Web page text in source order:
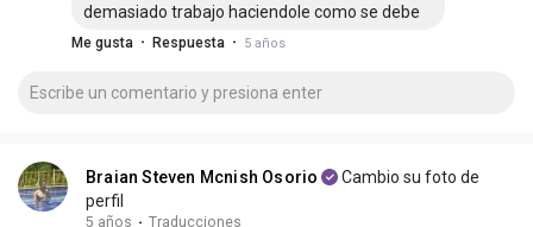
demasiado trabajo haciendole como se debe
Me gusta · Respuesta · 5 años
Braian Steven Mcnish Osorio
Cambio su foto de
perfil
5 años · Traducciones